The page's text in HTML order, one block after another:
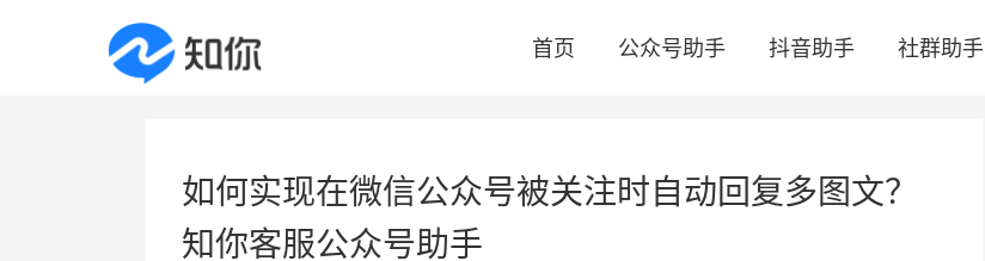
首页 公众号助手 抖音助手 社群助手
如何实现在微信公众号被关注时自动回复多图文？
知你客服公众号助手